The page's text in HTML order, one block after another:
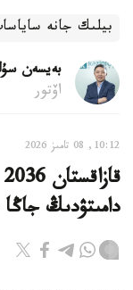
بيلىك جانە
بەيسەن
اۆتور
10:12, 08 تامىز 2026
دامىتۋدىڭ